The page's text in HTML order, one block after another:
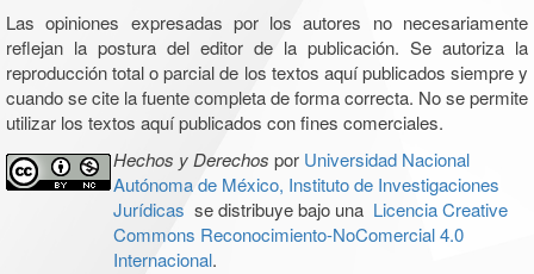
Las opiniones expresadas por los autores no necesariamente
reflejan la postura del editor de la publicación. Se autoriza la
reproducción total o parcial de los textos aquí publicados siempre y
cuando se cite la fuente completa de forma correcta. No se permite
utilizar los textos aquí publicados con fines comerciales.
Hechos y Derechos por Universidad Nacional
Autónoma de México, Instituto de Investigaciones
Jurídicas se distribuye bajo una Licencia Creative
Commons Reconocimiento-NoComercial 4.0
Internacional.